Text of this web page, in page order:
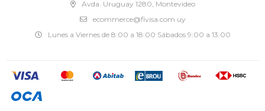
Avda. Uruguay 1280, Montevideo
ecommerce@fivisa.com.uy
Lunes a Viernes de 8:00 a 18:00 Sábados 9:00 a 13:00